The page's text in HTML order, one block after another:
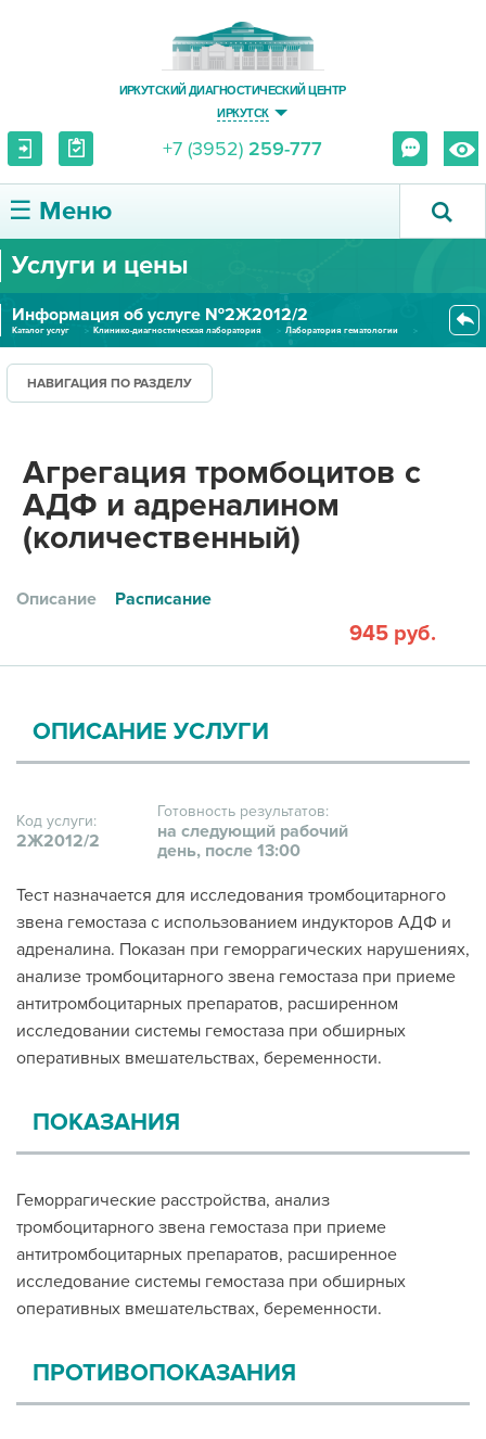
ИРКУТСКИЙ ДИАГНОСТИЧЕСКИЙ ЦЕНТР
ИРКУТСК
+7 (3952) 259-777
☰ Меню
О ЦЕНТРЕ
УСЛУГИ И ЦЕНЫ
ПАЦИЕНТУ
ПРАВОВАЯ ИНФОРМАЦИЯ
Услуги и цены
Информация об услуге №2Ж2012/2
Каталог услуг Клинико-диагностическая лаборатория
Лаборатория гематологии
НАВИГАЦИЯ ПО РАЗДЕЛУ
Агрегация тромбоцитов с
АДФ и адреналином
(количественный)
Описание Расписание
945 руб.
ОПИСАНИЕ УСЛУГИ
Код услуги:
2Ж2012/2
Готовность результатов:
на следующий рабочий
день, после 13:00
Тест назначается для исследования тромбоцитарного
звена гемостаза с использованием индукторов АДФ и
адреналина. Показан при геморрагических нарушениях,
анализе тромбоцитарного звена гемостаза при приеме
антитромбоцитарных препаратов, расширенном
исследовании системы гемостаза при обширных
оперативных вмешательствах, беременности.
ПОКАЗАНИЯ
Геморрагические расстройства, анализ
тромбоцитарного звена гемостаза при приеме
антитромбоцитарных препаратов, расширенное
исследование системы гемостаза при обширных
оперативных вмешательствах, беременности.
ПРОТИВОПОКАЗАНИЯ